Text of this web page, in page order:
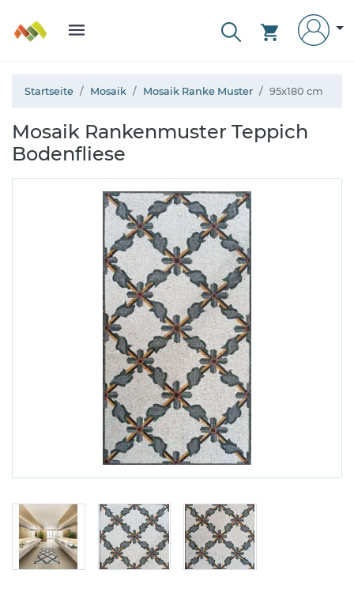
Startseite Mosaik Mosaik Ranke Muster 95x180 cm
Mosaik Rankenmuster Teppich
Bodenfliese